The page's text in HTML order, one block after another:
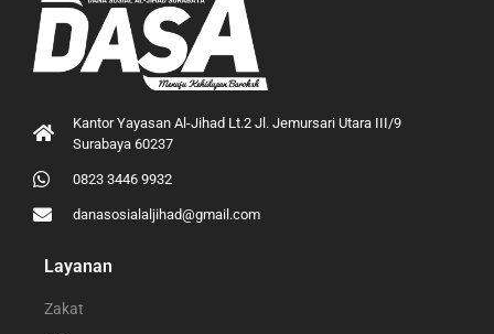
Kantor Yayasan Al-Jihad Lt.2 Jl. Jemursari Utara III/9
Surabaya 60237
0823 3446 9932
danasosialaljihad@gmail.com
Layanan
Zakat